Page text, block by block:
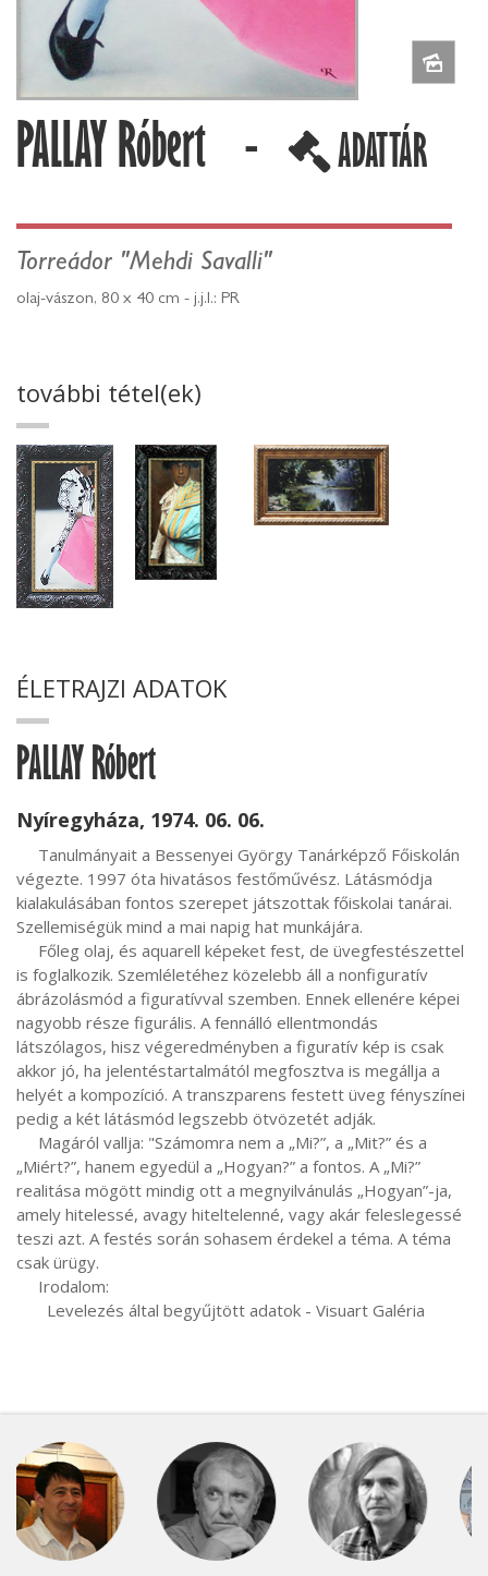
PALLAY Róbert - ADATTÁR
Torreádor "Mehdi Savalli"
olaj-vászon, 80 x 40 cm - j.j.l.: PR
további tétel(ek)
ÉLETRAJZI ADATOK
PALLAY Róbert
Nyíregyháza, 1974. 06. 06.
végezte. 1997 óta hivatásos festőművész. Látásmódja
kialakulásában fontos szerepet játszottak főiskolai tanárai.
Szellemiségük mind a mai napig hat munkájára.
is foglalkozik. Szemléletéhez közelebb áll a nonfiguratív
ábrázolásmód a figuratívval szemben. Ennek ellenére képei
nagyobb része figurális. A fennálló ellentmondás
látszólagos, hisz végeredményben a figuratív kép is csak
akkor jó, ha jelentéstartalmától megfosztva is megállja a
helyét a kompozíció. A transzparens festett üveg fényszínei
pedig a két látásmód legszebb ötvözetét adják.
„Miért?”, hanem egyedül a „Hogyan?” a fontos. A „Mi?”
realitása mögött mindig ott a megnyilvánulás „Hogyan”-ja,
amely hitelessé, avagy hiteltelenné, vagy akár feleslegessé
teszi azt. A festés során sohasem érdekel a téma. A téma
csak ürügy.
       Levelezés által begyűjtött adatok - Visuart Galéria